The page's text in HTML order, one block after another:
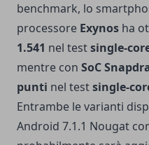
benchmark, lo
processore Exynos ha
1.541 nel testsingle-
mentre con SoC
punti nel testsingle-
Entrambe le varianti
Android 7.1.1 Nougat